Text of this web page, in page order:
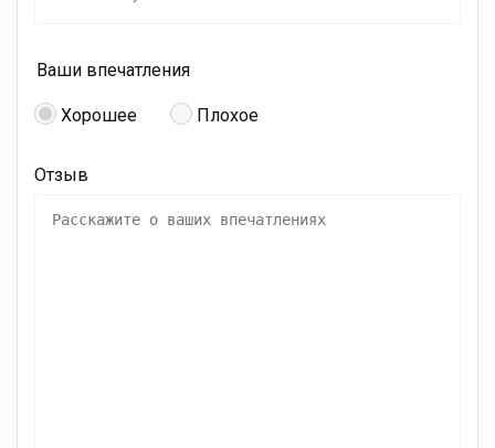
Ваши впечатления
Хорошее Плохое
Отзыв